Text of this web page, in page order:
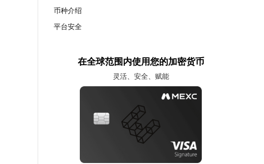
币种介绍
平台安全
在全球范围内使用您的加密货币
灵活、安全、赋能